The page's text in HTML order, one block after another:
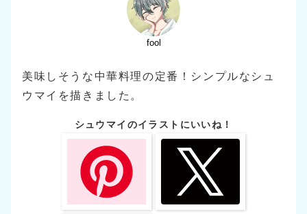
fool
美味しそうな中華料理の定番！シンプルなシュ
ウマイを描きました。
シュウマイのイラストにいいね！